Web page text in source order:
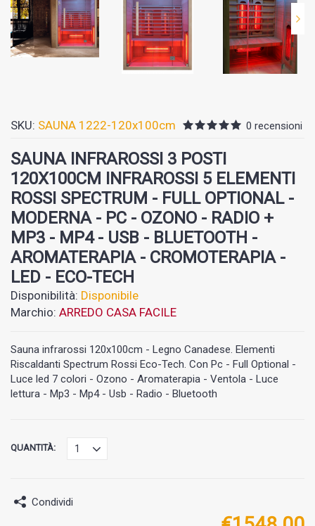
SKU: SAUNA 1222-120x100cm 0 recensioni
SAUNA INFRAROSSI 3 POSTI
120X100CM INFRAROSSI 5 ELEMENTI
ROSSI SPECTRUM - FULL OPTIONAL -
MODERNA - PC - OZONO - RADIO +
MP3 - MP4 - USB - BLUETOOTH -
AROMATERAPIA - CROMOTERAPIA -
LED - ECO-TECH
Disponibilità: Disponibile
Marchio: ARREDO CASA FACILE
Sauna infrarossi 120x100cm - Legno Canadese. Elementi
Riscaldanti Spectrum Rossi Eco-Tech. Con Pc - Full Optional -
Luce led 7 colori - Ozono - Aromaterapia - Ventola - Luce
lettura - Mp3 - Mp4 - Usb - Radio - Bluetooth
QUANTITÀ:
Condividi